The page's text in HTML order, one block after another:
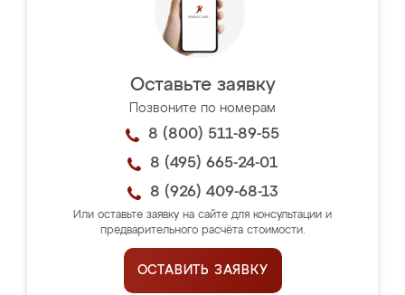
Оставьте заявку
Позвоните по номерам
8 (800) 511-89-55
8 (495) 665-24-01
8 (926) 409-68-13
Или оставьте заявку на сайте для консультации и
предварительного расчёта стоимости.
ОСТАВИТЬ ЗАЯВКУ